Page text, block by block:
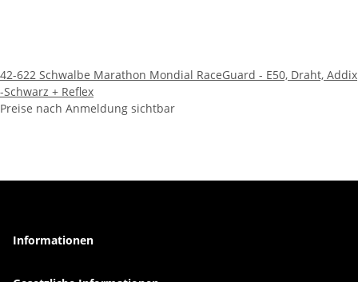
42-622 Schwalbe Marathon Mondial RaceGuard - E50, Draht, Addix
-Schwarz + Reflex
Preise nach Anmeldung sichtbar
Informationen